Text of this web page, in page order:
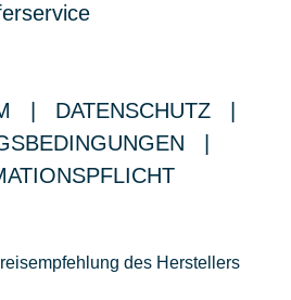
DATENSCHUTZ
des Herstellers